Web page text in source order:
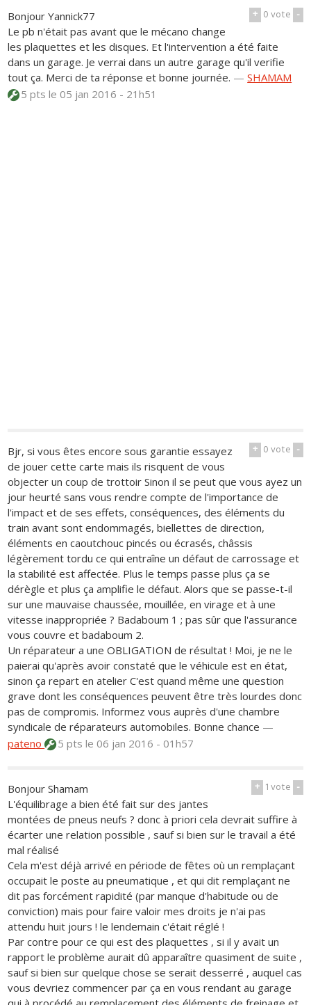
+ 0vote -
Bonjour Yannick77
Le pb n'était pas avant que le mécano change
les plaquettes et les disques. Et l'intervention a été faite
dans un garage. Je verrai dans un autre garage qu'il verifie
tout ça. Merci de ta réponse et bonne journée. —SHAMAM
5 ptsle 05 jan 2016 - 21h51
+ 0vote -
Bjr, si vous êtes encore sous garantie essayez
de jouer cette carte mais ils risquent de vous
objecter un coup de trottoir Sinon il se peut que vous ayez un
jour heurté sans vous rendre compte de l'importance de
l'impact et de ses effets, conséquences, des éléments du
train avant sont endommagés, biellettes de direction,
éléments en caoutchouc pincés ou écrasés, châssis
légèrement tordu ce qui entraîne un défaut de carrossage et
la stabilité est affectée. Plus le temps passe plus ça se
dérègle et plus ça amplifie le défaut. Alors que se passe-t-il
sur une mauvaise chaussée, mouillée, en virage et à une
vitesse inappropriée ? Badaboum 1 ; pas sûr que l'assurance
vous couvre et badaboum 2.
Un réparateur a une OBLIGATION de résultat ! Moi, je ne le
paierai qu'après avoir constaté que le véhicule est en état,
sinon ça repart en atelier C'est quand même une question
grave dont les conséquences peuvent être très lourdes donc
pas de compromis. Informez vous auprès d'une chambre
syndicale de réparateurs automobiles. Bonne chance —
pateno
5 ptsle 06 jan 2016 - 01h57
+ 1vote -
Bonjour Shamam
L'équilibrage a bien été fait sur des jantes
montées de pneus neufs ? donc à priori cela devrait suffire à
écarter une relation possible , sauf si bien sur le travail a été
mal réalisé
Cela m'est déjà arrivé en période de fêtes où un remplaçant
occupait le poste au pneumatique , et qui dit remplaçant ne
dit pas forcément rapidité (par manque d'habitude ou de
conviction) mais pour faire valoir mes droits je n'ai pas
attendu huit jours ! le lendemain c'était réglé !
Par contre pour ce qui est des plaquettes , si il y avait un
rapport le problème aurait dû apparaître quasiment de suite ,
sauf si bien sur quelque chose se serait desserré , auquel cas
vous devriez commencer par ça en vous rendant au garage